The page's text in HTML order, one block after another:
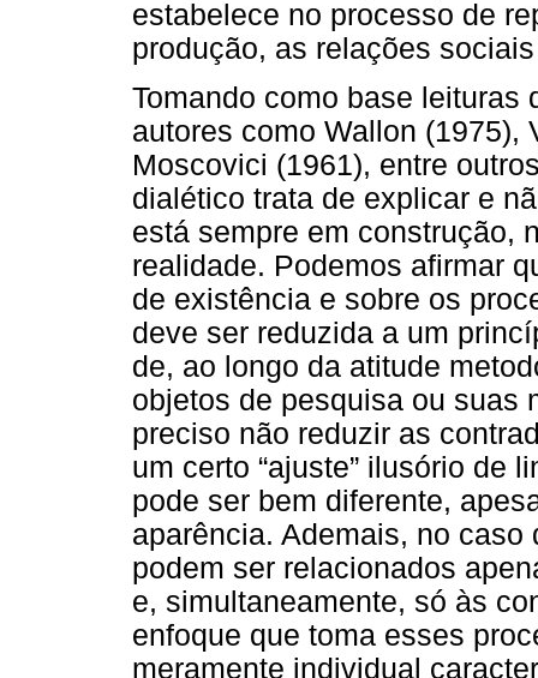
estabelece no processo de
produção, as relações
Tomando como base leituras
autores como Wallon (1975),
Moscovici (1961), entre
dialético trata de explicar e
está sempre em construção,
realidade. Podemos afirmar
de existência e sobre os
deve ser reduzida a um
de, ao longo da atitude
objetos de pesquisa ou suas
preciso não reduzir as
um certo “ajuste” ilusório de
pode ser bem diferente,
aparência. Ademais, no
podem ser relacionados
e, simultaneamente, só às
enfoque que toma esses
meramente individual